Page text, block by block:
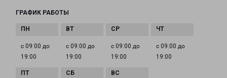
ГРАФИК РАБОТЫ
с 09:00 до
19:00
с 09:00 до
19:00
с 09:00 до
19:00
с 09:00 до
19:00